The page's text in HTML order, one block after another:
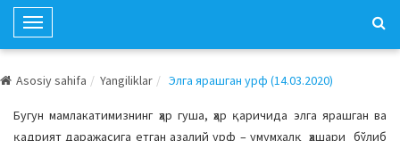
T
o
g
l
e
Asosiy sahifa Yangiliklar Элга ярашган урф (14.03.2020)
Бугун мамлакатимизнинг ҳар гуша, ҳар қаричида элга ярашган ва
қадрият даражасига етган азалий урф – умумхалқ ҳашари бўлиб